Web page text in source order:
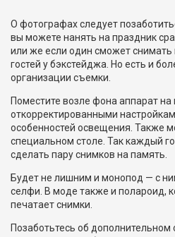
О фотографах следует
вы можете нанять на праздник
или же если один сможет снимать
гостей у бэкстейджа. Но есть и
организации съемки.
Поместите возле фона аппарат на
откорректированными
особенностей освещения. Также
специальном столе. Так каждый
сделать пару снимков на память.
Будет не лишним и монопод — с
селфи. В моде также и полароид,
печатает снимки.
Позаботьтесь об